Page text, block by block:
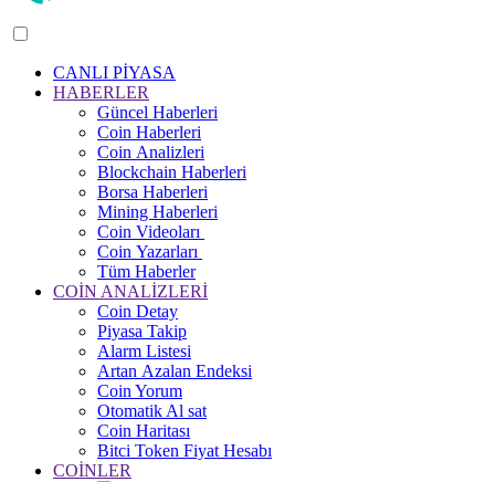
CANLI PİYASA
HABERLER
Güncel Haberleri
Coin Haberleri
Coin Analizleri
Blockchain Haberleri
Borsa Haberleri
Mining Haberleri
Coin Videoları
Coin Yazarları
Tüm Haberler
COİN ANALİZLERİ
Coin Detay
Piyasa Takip
Alarm Listesi
Artan Azalan Endeksi
Coin Yorum
Otomatik Al sat
Coin Haritası
Bitci Token Fiyat Hesabı
COİNLER